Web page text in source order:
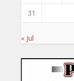
31
« Jul